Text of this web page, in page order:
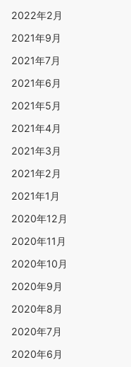
2022年2月
2021年9月
2021年7月
2021年6月
2021年5月
2021年4月
2021年3月
2021年2月
2021年1月
2020年12月
2020年11月
2020年10月
2020年9月
2020年8月
2020年7月
2020年6月